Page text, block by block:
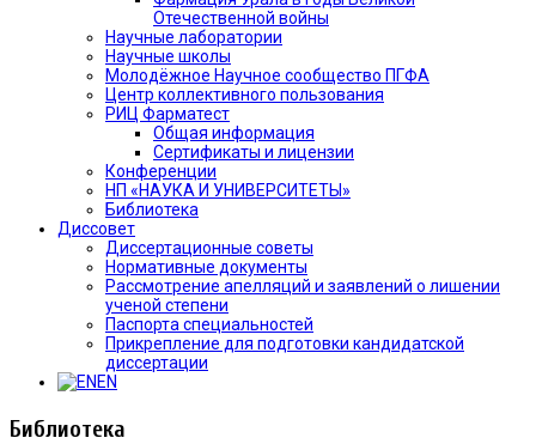
Отечественной войны
Научные лаборатории
Научные школы
Молодёжное Научное сообщество ПГФА
Центр коллективного пользования
РИЦ Фарматест
Общая информация
Сертификаты и лицензии
Конференции
НП «НАУКА И УНИВЕРСИТЕТЫ»
Библиотека
Диссовет
Диссертационные советы
Нормативные документы
Рассмотрение апелляций и заявлений о лишении
ученой степени
Паспорта специальностей
Прикрепление для подготовки кандидатской
диссертации
EN
Библиотека